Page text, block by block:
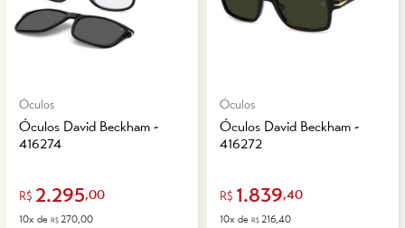
Óculos
Óculos David Beckham -
416274
R$ 2.295,00
10x deR$270,00
Óculos
Óculos David Beckham -
416272
R$ 1.839,40
10x de R$ 216,40